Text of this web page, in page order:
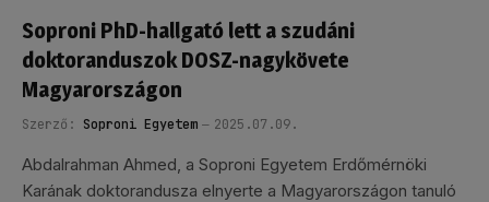
Soproni PhD-hallgató lett a szudáni
doktoranduszok DOSZ-nagykövete
Magyarországon
Szerző: Soproni Egyetem 2025.07.09.
Abdalrahman Ahmed, a Soproni Egyetem Erdőmérnöki
Karának doktorandusza elnyerte a Magyarországon tanuló